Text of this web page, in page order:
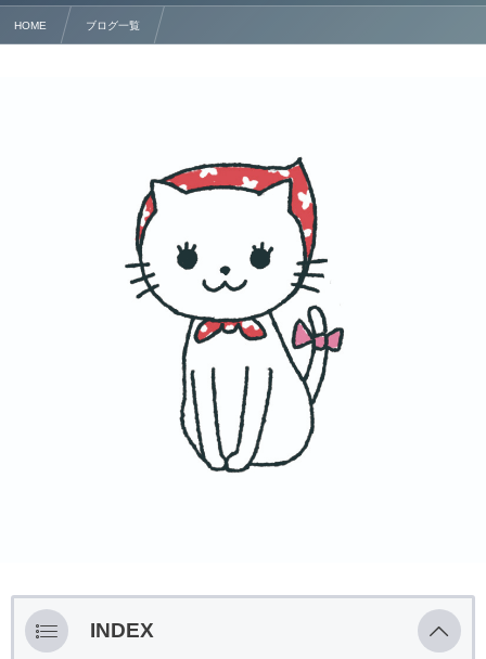
HOME ブログ一覧
INDEX